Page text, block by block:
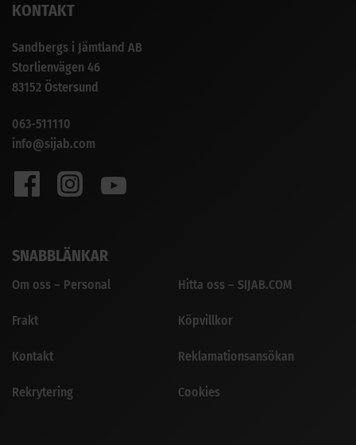
KONTAKT
Sandbergs i Jämtland AB
Storlienvägen 46
83152 Östersund
063-511110
info@sijab.com
SNABBLÄNKAR
Om oss – Personal
Frakt
Kontakt
Rekrytering
Hitta oss – SIJAB.COM
Köpvillkor
Reklamationsansökan
Cookies